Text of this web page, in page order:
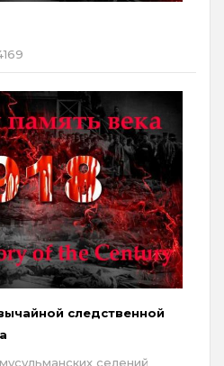
следственной
селений